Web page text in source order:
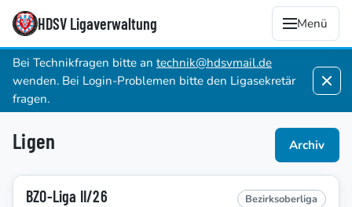
HDSV Ligaverwaltung Menü
Bei Technikfragen bitte an technik@hdsvmail.de
wenden. Bei Login-Problemen bitte den Ligasekretär
fragen.
Ligen Archiv
BZO-Liga II/26 Bezirksoberliga